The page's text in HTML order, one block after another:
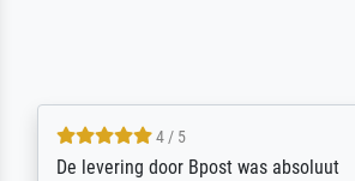
5 / 5
Sehr gute Qualität des Leinwanddrucks